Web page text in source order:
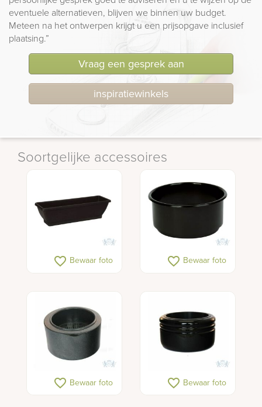
eventuele alternatieven, blijven we binnen uw budget.
Meteen na het ontwerpen krijgt u een prijsopgave inclusief
plaatsing.”
Vraag een gesprek aan
inspiratiewinkels
Soortgelijke accessoires
favorite_border Bewaar foto favorite_border Bewaar foto
favorite_border Bewaar foto favorite_border Bewaar foto